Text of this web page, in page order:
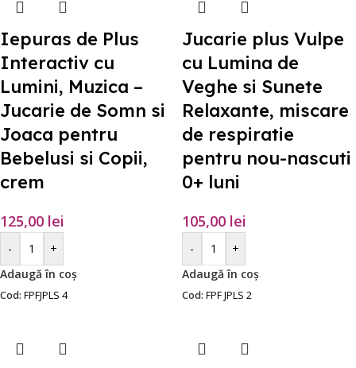
Iepuras de Plus
Interactiv cu
Lumini, Muzica –
Jucarie de Somn si
Joaca pentru
Bebelusi si Copii,
crem
125,00 lei
-
+
Adaugă în coș
Cod: FPFJPLS 4
Jucarie plus Vulpe
cu Lumina de
Veghe si Sunete
Relaxante, miscare
de respiratie
pentru nou-nascuti
0+ luni
105,00 lei
-
+
Adaugă în coș
Cod: FPF JPLS 2